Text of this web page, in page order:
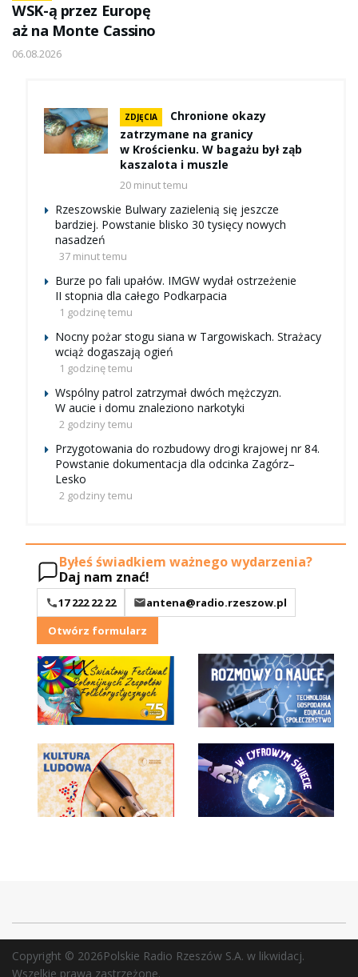
WSK-ą przez Europę
aż na Monte Cassino
06.08.2026
ZDJĘCIA
Chronione okazy
zatrzymane na granicy
w Krościenku. W bagażu był ząb
kaszalota i muszle
20 minut temu
Rzeszowskie Bulwary zazielenią się jeszcze
bardziej. Powstanie blisko 30 tysięcy nowych
nasadzeń
37 minut temu
Burze po fali upałów. IMGW wydał ostrzeżenie
II stopnia dla całego Podkarpacia
1 godzinę temu
Nocny pożar stogu siana w Targowiskach. Strażacy
wciąż dogaszają ogień
1 godzinę temu
Wspólny patrol zatrzymał dwóch mężczyzn.
W aucie i domu znaleziono narkotyki
2 godziny temu
Przygotowania do rozbudowy drogi krajowej nr 84.
Powstanie dokumentacja dla odcinka Zagórz–
Lesko
2 godziny temu
Byłeś świadkiem ważnego wydarzenia?
Daj nam znać!
17 222 22 22
antena@radio.rzeszow.pl
Otwórz formularz
Copyright © 2026Polskie Radio Rzeszów S.A. w likwidacj.
Wszelkie prawa zastrzeżone.